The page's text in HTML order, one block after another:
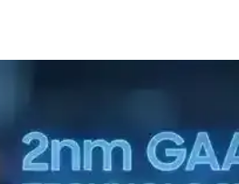
Mac Dizüstü Bilgisayar
bir Mac dizüstü bilgisayar sunuyor.
ve Teknik İnceleme